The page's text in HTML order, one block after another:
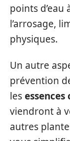
points
l’arrosage,
physiques.
Un autre
prévention
lesessences
viendront à
autres